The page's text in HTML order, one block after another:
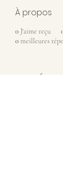
À propos
0 J'aime reçu
0 meilleures
MUSÉE